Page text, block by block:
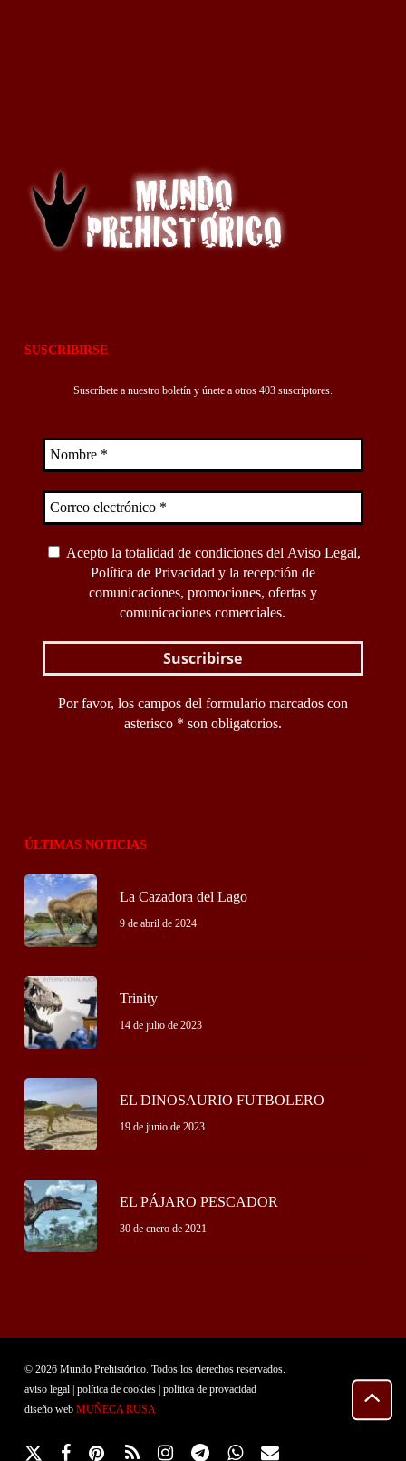
SUSCRIBIRSE
Suscríbete a nuestro boletín y únete a otros 403 suscriptores.
Acepto la totalidad de condiciones del Aviso Legal,
Política de Privacidad y la recepción de
comunicaciones, promociones, ofertas y
comunicaciones comerciales.
Por favor, los campos del formulario marcados con
asterisco * son obligatorios.
ÚLTIMAS NOTICIAS
La Cazadora del Lago
9 de abril de 2024
Trinity
14 de julio de 2023
EL DINOSAURIO FUTBOLERO
19 de junio de 2023
EL PÁJARO PESCADOR
30 de enero de 2021
© 2026 Mundo Prehistórico. Todos los derechos reservados.
aviso legal| política de cookies| política de provacidad
diseño web MUÑECA RUSA
x- facebookpinterest RSS instagramtelegram whatsappemail